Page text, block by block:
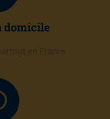
domicile
en France